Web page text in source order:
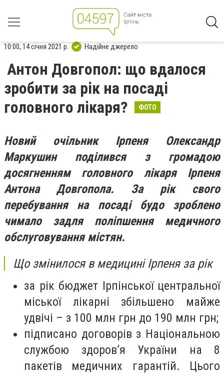
10:00, 14 січня 2021 р. Надійне джерело
Антон Довгопол: що вдалося
зробити за рік на посаді
головного лікаря?
ФОТО
Новий очільник Ірпеня Олександр
Маркушин поділився з громадою
досягненням головного лікаря Ірпеня
Антона Довгопола. За рік свого
перебування на посаді будо зроблено
чимало задля поліпшення медичного
обслуговування містян.
Що змінилося в медицині Ірпеня за рік
за рік бюджет Ірпінської центральної
міської лікарні збільшено майже
удвічі – з 100 млн грн до 190 млн грн;
підписано договорів з Національною
службою здоров’я України на 8
пакетів медичних гарантій. Цього